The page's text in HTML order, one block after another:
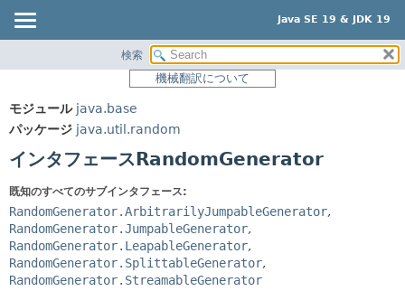
Java SE 19 & JDK 19
パッケージ
使用
ツリー
プレビュー
新規
非推奨
サマリー:
ネスト済
メソッド
フィールド
コンストラクタ
メソッド
検索
機械翻訳について
モジュール java.base
パッケージ java.util.random
インタフェースRandomGenerator
既知のすべてのサブインタフェース:
RandomGenerator.ArbitrarilyJumpableGenerator,
RandomGenerator.JumpableGenerator,
RandomGenerator.LeapableGenerator,
RandomGenerator.SplittableGenerator,
RandomGenerator.StreamableGenerator